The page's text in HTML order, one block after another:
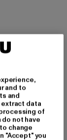
and to
and
data
of
not have
change
"Accept" you